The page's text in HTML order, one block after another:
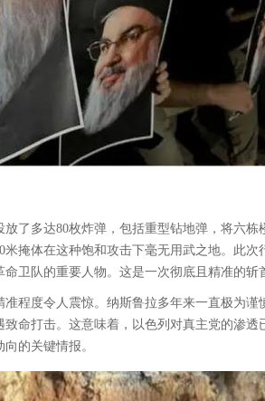
了多达80枚炸弹，包括重型钻地弹，将六栋
掩体在这种饱和攻击下毫无用武之地。此次
卫队的重要人物。这是一次彻底且精准的斩
程度令人震惊。纳斯鲁拉多年来一直极为谨
命打击。这意味着，以色列对真主党的渗透
的关键情报。